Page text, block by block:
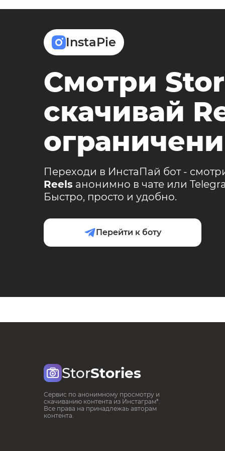
InstaPie
Смотри
скачивай
Переходи в ИнстаПай бот -
Reels анонимно в чате или
Быстро, просто и удобно.
Перейти к боту
StorStories
Сервис по анонимному просмотру и
скачиванию контента из Инстаграм*.
Все права на принадлежаь авторам
контента.